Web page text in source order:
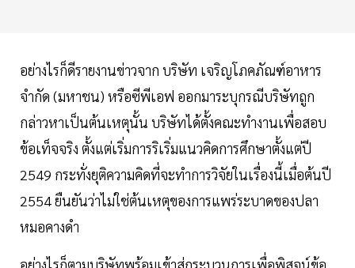
อย่างไรก็ดีรายงานข่าวจาก บริษัท เจริญโภคภัณฑ์อาหาร
จำกัด (มหาชน) หรือซีพีเอฟ ออกมาระบุกรณีบริษัทถูก
กล่าวหาเป็นต้นเหตุนั้น บริษัทได้ตั้งคณะทำงานเพื่อสอบ
ข้อเท็จจริง ตั้งแต่เริ่มการริเริ่มแนวคิดการศึกษาตั้งแต่ปี
2549 กระทั่งยุติความคิดที่จะทำการวิจัยในเรื่องนี้เมื่อต้นปี
2554 ยืนยันว่าไม่ใช่ต้นเหตุของการแพร่ระบาดของปลา
หมอคางดำ